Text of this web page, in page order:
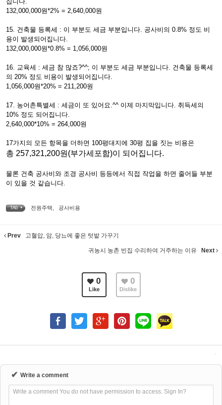
132,000,000원*2% = 2,640,000원
15. 건축물 등록세 : 이 부분도 세금 부분입니다. 공사비의 0.8% 정도 비
용이 발생되어집니다.
132,000,000원*0.8% = 1,056,000원
16. 교육세 : 세금 참 많죠?^^; 이 부분도 세금 부분입니다. 건축물 등록세
의 20% 정도 비용이 발생되어집니다.
1,056,000원*20% = 211,200원
17. 농어촌특별세 : 세금이 또 있어요.^^ 이제 마지막입니다. 취득세의
10% 정도 되어집니다.
2,640,000*10% = 264,000원
17가지의 모든 항목을 더하면 100평대지에 30평 집을 짓는 비용은
총 257,321,200원(부가세포함)이 되어집니다.
물론 건축 공사비와 조경 공사비 등등에서 직접 작업을 하면 줄어들 부분
이 있을 것 같습니다.
TAG • 전원주택 공사비용
Prev 고혈압, 암, 당뇨에 좋은 텃밭 가꾸기
귀농시 농촌 빈집 수리하여 거주하는 이유 Next
0
Like
0
Dislike
✔ Write a comment
Write a comment You do not have permission to access. Sign In?